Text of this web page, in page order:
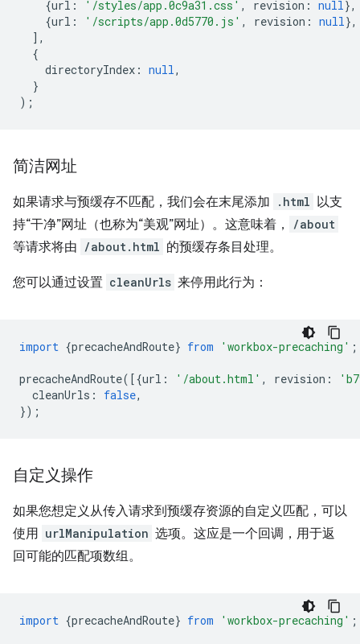
{url : '/styles/app.0c9a31.css' , revision : null},
{url : '/scripts/app.0d5770.js' , revision : null},
],
{
directoryIndex : null,
}
);
简洁网址
如果请求与预缓存不匹配，我们会在末尾添加 .html 以支
持“干净”网址（也称为“美观”网址）。这意味着，
/about
等请求将由 /about.html 的预缓存条目处理。
您可以通过设置 cleanUrls 来停用此行为：
import {precacheAndRoute} from 'workbox-precaching' ;
precacheAndRoute([{url : '/about.html' , revision :
cleanUrls : false,
});
自定义操作
如果您想定义从传入请求到预缓存资源的自定义匹配，可以
使用 urlManipulation 选项。这应是一个回调，用于返
回可能的匹配项数组。
import {precacheAndRoute} from 'workbox-precaching' ;